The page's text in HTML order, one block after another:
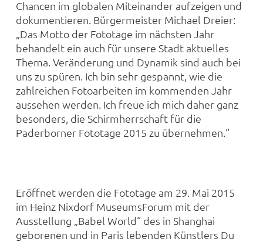
Chancen im globalen Miteinander aufzeigen und
dokumentieren. Bürgermeister Michael Dreier:
„Das Motto der Fototage im nächsten Jahr
behandelt ein auch für unsere Stadt aktuelles
Thema. Veränderung und Dynamik sind auch bei
uns zu spüren. Ich bin sehr gespannt, wie die
zahlreichen Fotoarbeiten im kommenden Jahr
aussehen werden. Ich freue ich mich daher ganz
besonders, die Schirmherrschaft für die
Paderborner Fototage 2015 zu übernehmen.“
Eröffnet werden die Fototage am 29. Mai 2015
im Heinz Nixdorf MuseumsForum mit der
Ausstellung „Babel World“ des in Shanghai
geborenen und in Paris lebenden Künstlers Du